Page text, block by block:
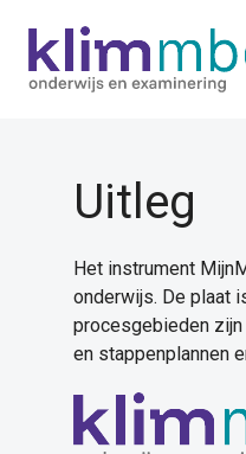
Uitleg
Het instrument
onderwijs. De plaat
procesgebieden
en stappenplannen